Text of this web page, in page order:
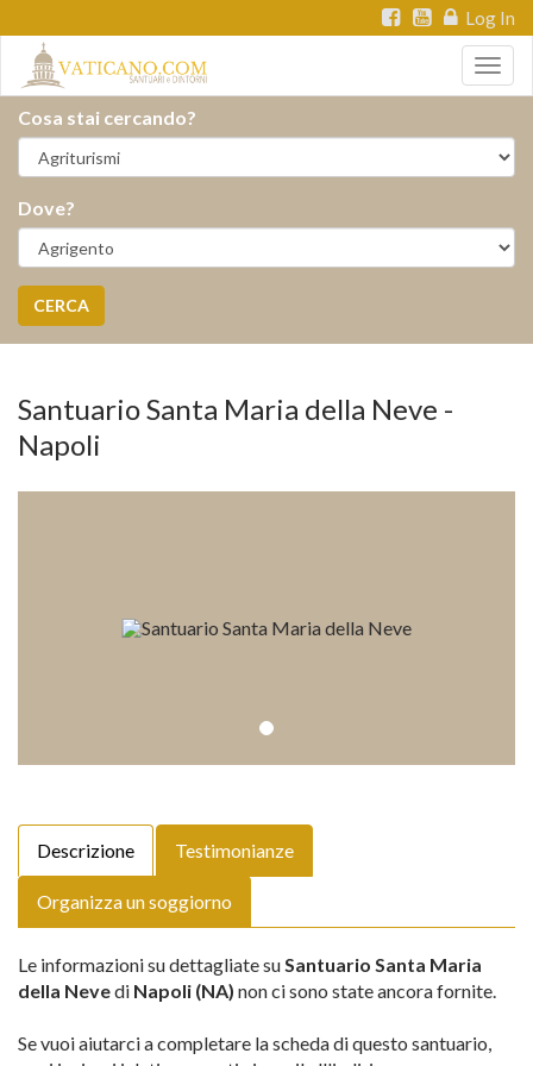
Log In
Cosa stai cercando?
Dove?
CERCA
Santuario Santa Maria della Neve -
Napoli
Descrizione Testimonianze
Organizza un soggiorno
Le informazioni su dettagliate suSantuario Santa Maria
della Nevedi Napoli (NA) non ci sono state ancora fornite.
Se vuoi aiutarci a completare la scheda di questo santuario,